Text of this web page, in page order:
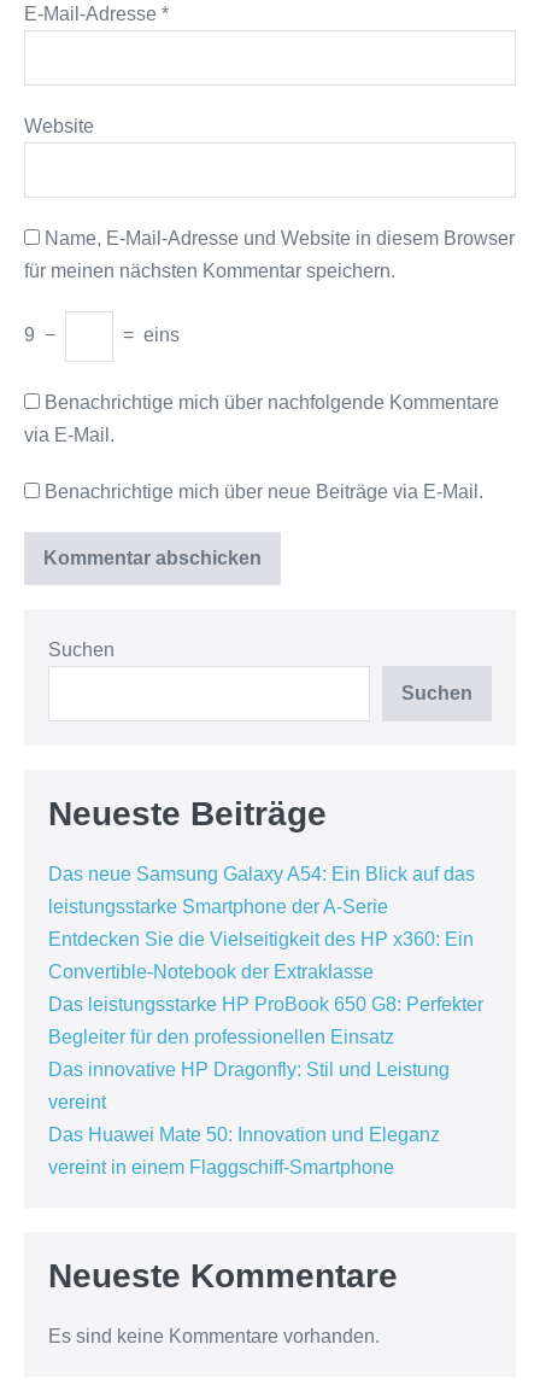
E-Mail-Adresse *
Website
Name, E-Mail-Adresse und Website in diesem Browser
für meinen nächsten Kommentar speichern.
9 − = eins
Benachrichtige mich über nachfolgende Kommentare
via E-Mail.
Benachrichtige mich über neue Beiträge via E-Mail.
Suchen
Suchen
Neueste Beiträge
Das neue Samsung Galaxy A54: Ein Blick auf das
leistungsstarke Smartphone der A-Serie
Entdecken Sie die Vielseitigkeit des HP x360: Ein
Convertible-Notebook der Extraklasse
Das leistungsstarke HP ProBook 650 G8: Perfekter
Begleiter für den professionellen Einsatz
Das innovative HP Dragonfly: Stil und Leistung
vereint
Das Huawei Mate 50: Innovation und Eleganz
vereint in einem Flaggschiff-Smartphone
Neueste Kommentare
Es sind keine Kommentare vorhanden.